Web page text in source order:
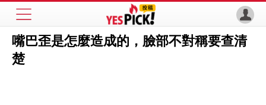
嘴巴歪是怎麼造成的，臉部不對稱要查清
楚